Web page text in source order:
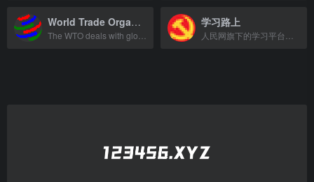
World Trade Organization 学习路上